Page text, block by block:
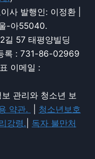
사 발행인: 이정환 |
-아55040.
길 57 태평양빌딩
록 : 731-86-02969
이메일 :
관리와 청소년 보
약관.
청소년보호
강령.
독자 불만처